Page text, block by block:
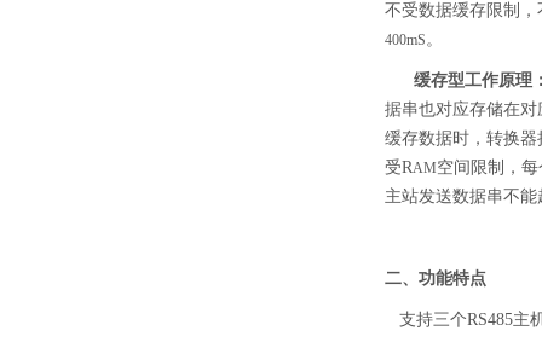
不受数据缓存限制
400mS。
缓存型工作原理
据串也对应存储在
缓存数据时，转换
受RAM空间限制，每
主站发送数据串不能
二、 功能特点
支持三个RS485主